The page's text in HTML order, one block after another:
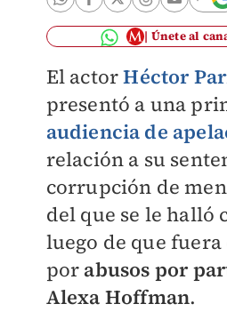
Únete al
El actorHéctor
presentó a una
audiencia de
relación a su
corrupción de
del que se le halló
luego de que
por abusos por
Alexa Hoffman.